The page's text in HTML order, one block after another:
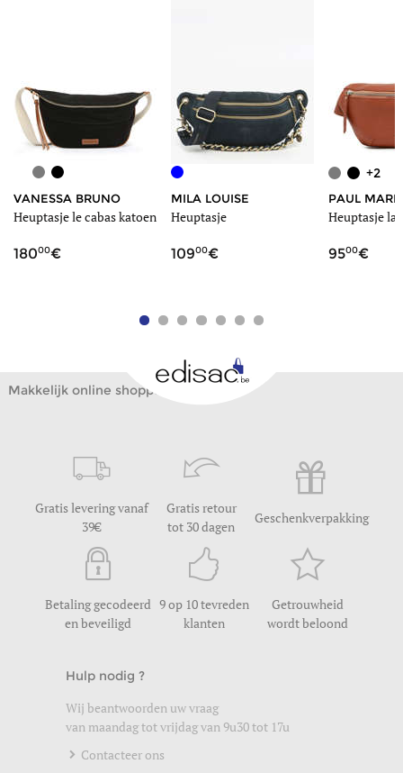
VANESSA BRUNO
Heuptasje le cabas katoen
18000
MILA LOUISE
Heuptasje
10900
+2
PAUL
Heuptasje la
9500
Makkelijk online shoppen
Gratis levering vanaf
39
Gratis retour
tot 30 dagen
Geschenkverpakking
Betaling gecodeerd
en beveiligd
9 op 10 tevreden
klanten
Getrouwheid
wordt beloond
Hulp nodig ?
Wij beantwoorden uw vraag
van maandag tot vrijdag van 9u30 tot 17u
Contacteer ons